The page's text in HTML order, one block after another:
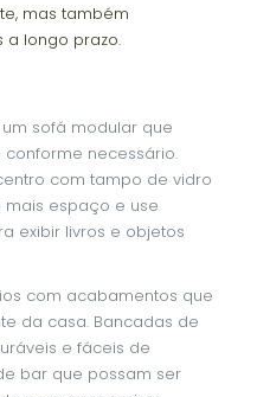
mas também
a longo prazo.
sofá modular que
necessário.
com tampo de vidro
espaço e use
exibir livros e objetos
com acabamentos que
da casa. Bancadas de
e fáceis de
bar que possam ser